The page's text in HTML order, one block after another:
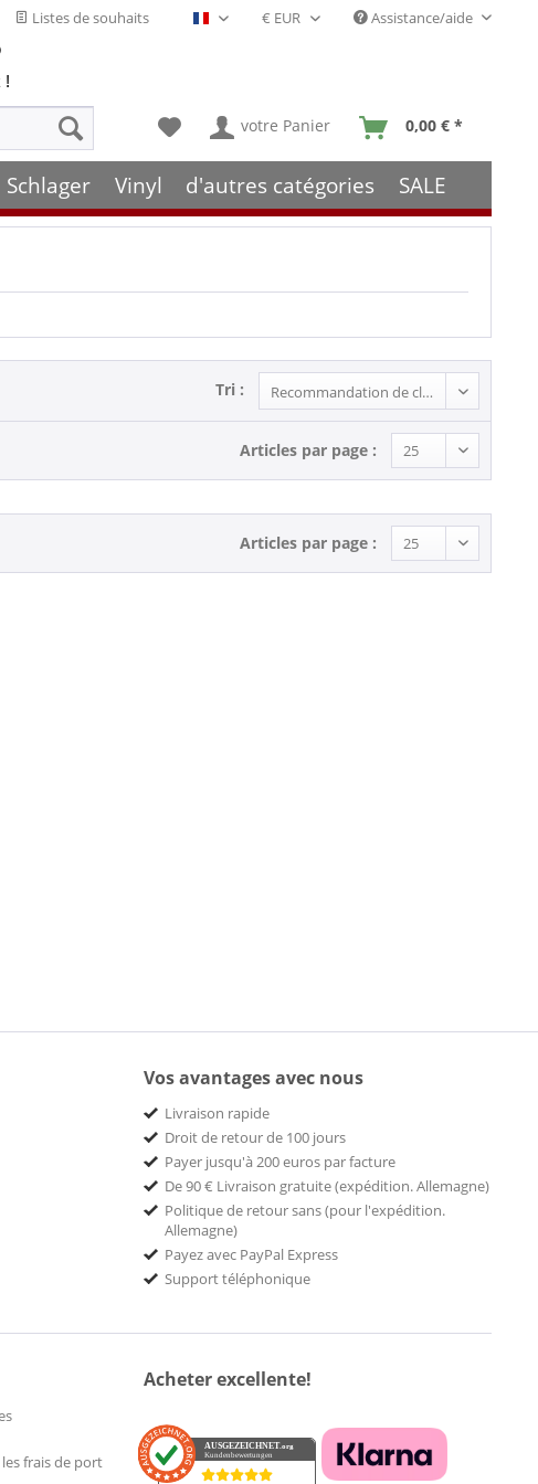
Listes de souhaits Français- FR Assistance/aide
!
votre Panier 0,00 € *
Schlager Vinyl d'autres catégories SALE
Tri :
Articles par page :
Articles par page :
Vos avantages avec nous
Livraison rapide
Droit de retour de 100 jours
Payer jusqu'à 200 euros par facture
De 90 € Livraison gratuite (expédition. Allemagne)
Politique de retour sans (pour l'expédition.
Allemagne)
Payez avec PayPal Express
Support téléphonique
frais de port
Acheter excellente!
AUSGEZEICHNET.org
Kundenbewertungen